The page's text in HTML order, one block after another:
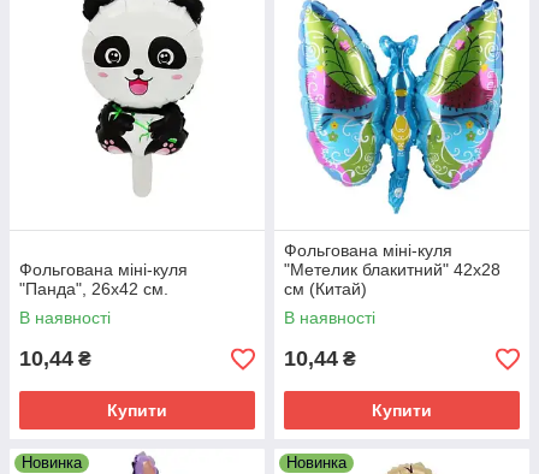
Фольгована міні-куля
"Панда", 26х42 см.
В наявності
10,44 ₴
Купити
Фольгована міні-куля
"Метелик блакитний" 42х28
см (Китай)
В наявності
10,44 ₴
Купити
Новинка Новинка